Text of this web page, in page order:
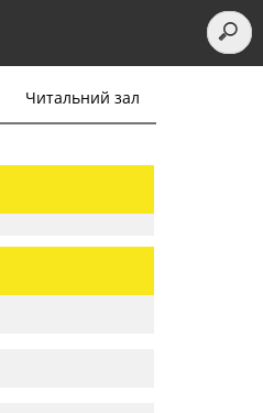
Читальний зал